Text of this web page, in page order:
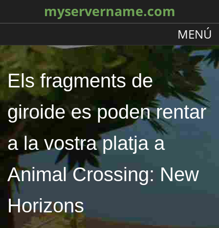
myservername.com
MENÚ
Els fragments de
giroide es poden rentar
a la vostra platja a
Animal Crossing: New
Horizons